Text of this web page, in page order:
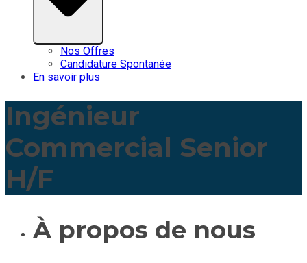
Nos Offres
Candidature Spontanée
En savoir plus
Ingénieur
Commercial Senior
H/F
À propos de nous